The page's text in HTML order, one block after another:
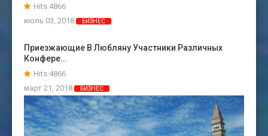
Hits:4866
июль 03, 2018
БИЗНЕС
Приезжающие В Любляну Участники Различных
Конфере…
Hits:4866
март 21, 2018
БИЗНЕС